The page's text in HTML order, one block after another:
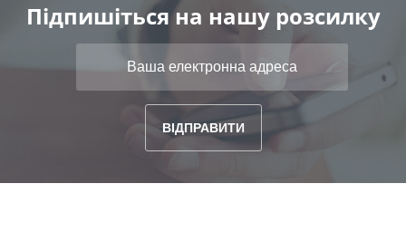
Підпишіться на нашу розсилку